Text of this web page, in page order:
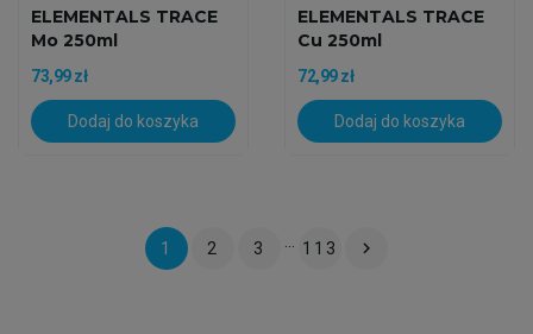
ELEMENTALS TRACE
Mo 250ml
73,99 zł
Dodaj do koszyka
ELEMENTALS TRACE
Cu 250ml
72,99 zł
Dodaj do koszyka
1 2 3 113 